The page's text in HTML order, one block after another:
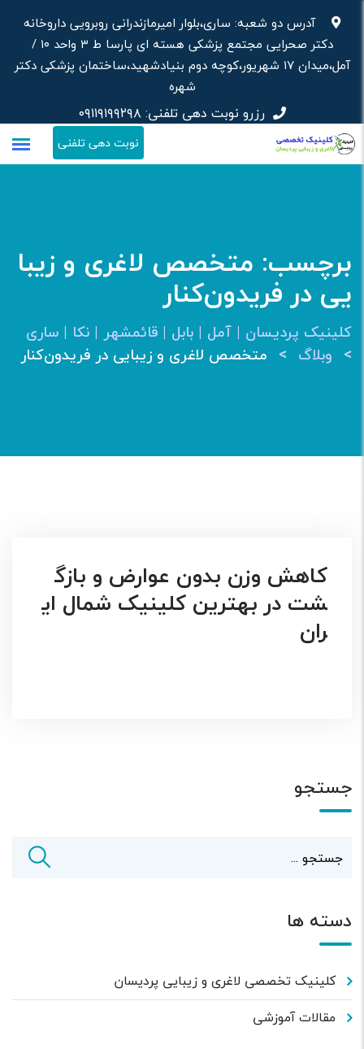
محتوا
آدرس دو شعبه: ساری،بلوار امیرمازندرانی روبرویی داروخانه‌
دکتر صحرایی مجتمع پزشکی هسته ای پارسا ط ۳ واحد ۱۰ /
آمل،میدان ۱۷ شهریور،کوچه دوم بنیادشهید،ساختمان پزشکی دکتر
شهره
رزرو نوبت دهی تلفنی:۰۹۱۱۹۱۹۹۲۹۸
نوبت دهی تلفنی
برچسب: متخصص لاغری و زیبا
یی در فریدون‌کنار
کلینیک پردیسان | آمل | بابل | قائمشهر | نکا | ساری
> وبلاگ > متخصص لاغری و زیبایی در فریدون‌کنار
کاهش وزن بدون عوارض و بازگ
شت در بهترین کلینیک شمال ای
ران
جستجو
دسته ها
کلینیک تخصصی لاغری و زیبایی پردیسان
مقالات آموزشی